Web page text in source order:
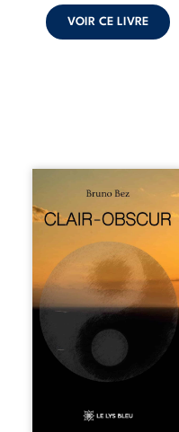
VOIR CE LIVRE
Composé en
obscur aborde la
relations
humaines, la
nature et les
territoires à partir
d’expériences
personnelles.
Entre clarté et
obscurité, les
poèmes traduisent
les observations
façonnés au fil